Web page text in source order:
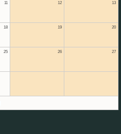
11 12 13
18 19 20
25 26 27